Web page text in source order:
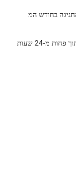
בחודש המ
שליחת הודעות סמס גרמה לסיום הנישואין בתוך פחות מ-24 שעות